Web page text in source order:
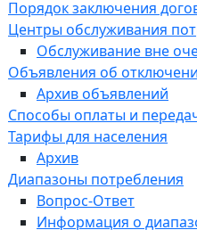
Порядок заключения
Центры обслуживания
Обслуживание вне
Объявления об
Архив объявлений
Способы оплаты и
Тарифы для населения
Архив
Диапазоны потребления
Вопрос-Ответ
Информация о